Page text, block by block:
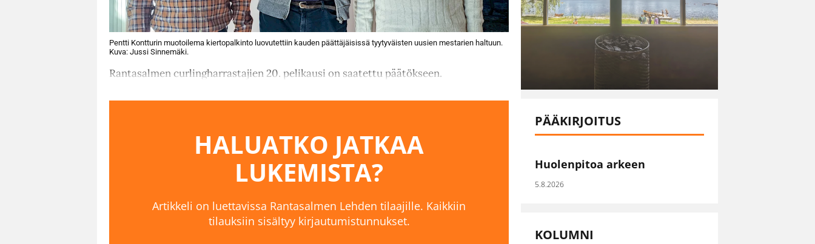
Pentti Kontturin muotoilema kiertopalkinto luovutettiin kauden päättäjäisissä tyytyväisten uusien mestarien haltuun.
Kuva: Jussi Sinnemäki.
Rantasalmen curlingharrastajien 20. pelikausi on saatettu päätökseen.
HALUATKO JATKAA
LUKEMISTA?
Artikkeli on luettavissa Rantasalmen Lehden tilaajille. Kaikkiin
tilauksiin sisältyy kirjautumistunnukset.
PÄÄKIRJOITUS
Huolenpitoa arkeen
5.8.2026
KOLUMNI